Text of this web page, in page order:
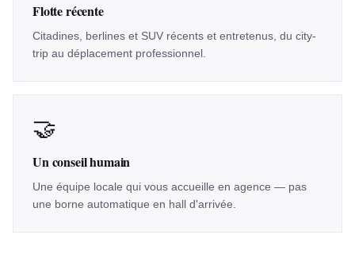
Flotte récente
Citadines, berlines et SUV récents et entretenus, du city-
trip au déplacement professionnel.
🤝
Un conseil humain
Une équipe locale qui vous accueille en agence — pas
une borne automatique en hall d'arrivée.